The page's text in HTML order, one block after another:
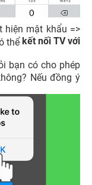
hiện mật khẩu =>
thể kết nối TV với
bạn có cho phép
Nếu đồng ý